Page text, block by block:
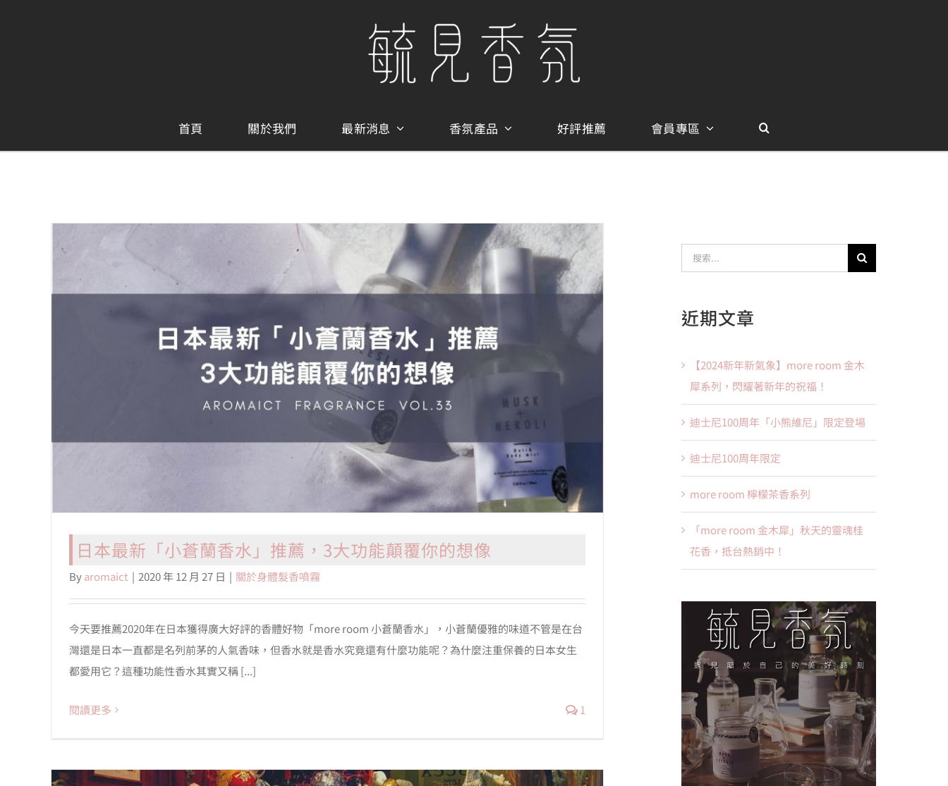
首頁 關於我們 最新消息 香氛產品 好評推薦 會員專區
日本最新「小蒼蘭香水」推薦，3大功能顛覆你的想像
Byaromaict | 2020 年 12 月 27 日 | 關於身體髮香噴霧
今天要推薦2020年在日本獲得廣大好評的香體好物「more room 小蒼蘭香水」，小蒼蘭優雅的味道不管是在台
灣還是日本一直都是名列前茅的人氣香味，但香水就是香水究竟還有什麼功能呢？為什麼注重保養的日本女生
都愛用它？這種功能性香水其實又稱 [...]
閱讀更多 1
索
果：
近期文章
【2024新年新氣象】more room 金木
犀系列，閃耀著新年的祝福！
迪士尼100周年「小熊維尼」限定登場
迪士尼100周年限定
more room 檸檬茶香系列
「more room 金木犀」秋天的靈魂桂
花香，抵台熱銷中！